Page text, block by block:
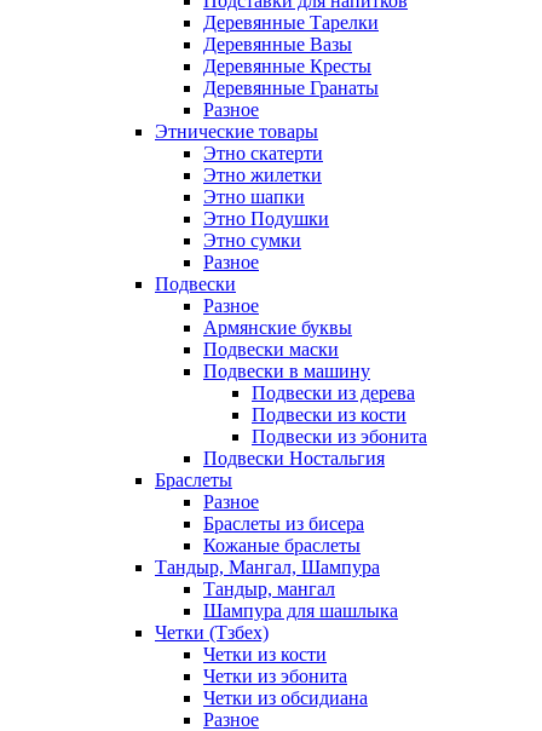
Деревянные Тарелки
Деревянные Вазы
Деревянные Кресты
Деревянные Гранаты
Разное
Этнические товары
Этно скатерти
Этно жилетки
Этно шапки
Этно Подушки
Этно сумки
Разное
Подвески
Разное
Армянские буквы
Подвески маски
Подвески в машину
Подвески из дерева
Подвески из кости
Подвески из эбонита
Подвески Ностальгия
Браслеты
Разное
Браслеты из бисера
Кожаные браслеты
Тандыр, Мангал, Шампура
Тандыр, мангал
Шампура для шашлыка
Четки (Тзбех)
Четки из кости
Четки из эбонита
Четки из обсидиана
Разное